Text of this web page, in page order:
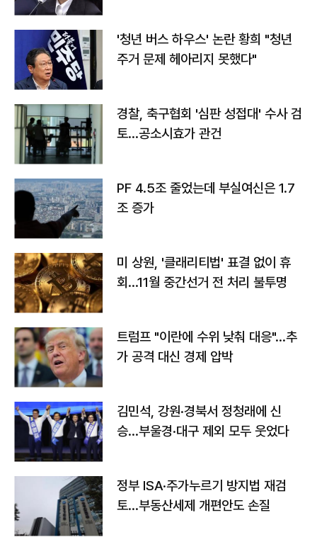
'청년 버스 하우스' 논란 황희 "청년
주거 문제 헤아리지 못했다"
경찰, 축구협회 '심판 성접대' 수사 검
토…공소시효가 관건
PF 4.5조 줄었는데 부실여신은 1.7
조 증가
미 상원, '클래리티법' 표결 없이 휴
회…11월 중간선거 전 처리 불투명
트럼프 "이란에 수위 낮춰 대응"…추
가 공격 대신 경제 압박
김민석, 강원·경북서 정청래에 신
승…부울경·대구 제외 모두 웃었다
정부 ISA·주가누르기 방지법 재검
토…부동산세제 개편안도 손질